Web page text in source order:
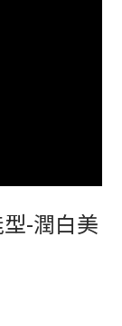
-潤白美